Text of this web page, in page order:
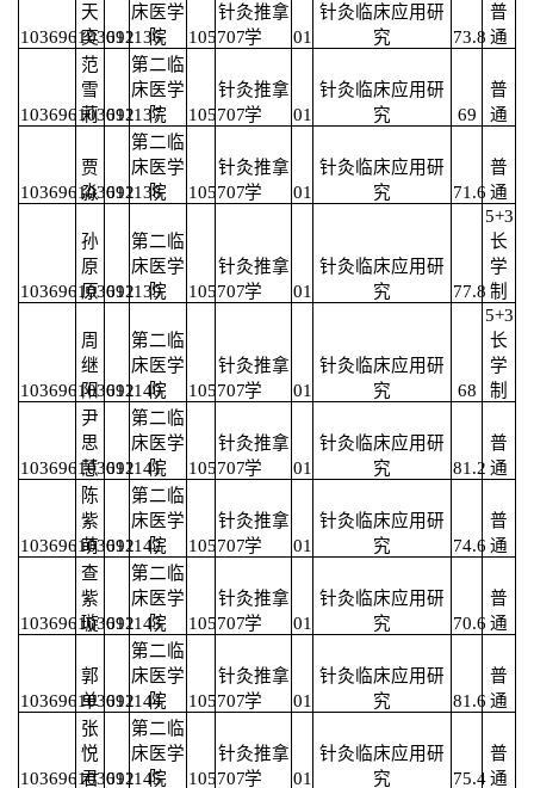
103696103691136
天
奕 012
床医学
院
105707
针灸推拿
学
01
针灸临床应用研
究
73.8
普
通
103696103691137
范
雪
莉 012
第二临
床医学
院
105707
针灸推拿
学
01
针灸临床应用研
究
69
普
通
103696103691138
贾
淼 012
第二临
床医学
院
105707
针灸推拿
学
01
针灸临床应用研
究
71.6
普
通
103696103691139
孙
原
原 012
第二临
床医学
院
105707
针灸推拿
学
01
针灸临床应用研
究
77.8
5+3
长
学
制
103696103691140
周
继
阳 012
第二临
床医学
院
105707
针灸推拿
学
01
针灸临床应用研
究
68
5+3
长
学
制
103696103691141
尹
思
慧 012
第二临
床医学
院
105707
针灸推拿
学
01
针灸临床应用研
究
81.2
普
通
103696103691142
陈
紫
萌 012
第二临
床医学
院
105707
针灸推拿
学
01
针灸临床应用研
究
74.6
普
通
103696103691143
查
紫
璇 012
第二临
床医学
院
105707
针灸推拿
学
01
针灸临床应用研
究
70.6
普
通
103696103691144
郭
单 012
第二临
床医学
院
105707
针灸推拿
学
01
针灸临床应用研
究
81.6
普
通
103696103691145
张
悦
君 012
第二临
床医学
院
105707
针灸推拿
学
01
针灸临床应用研
究
75.4
普
通